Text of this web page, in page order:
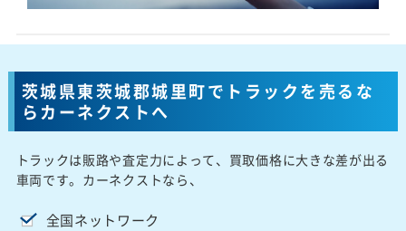
茨城県東茨城郡城里町でトラックを売るな
らカーネクストへ
トラックは販路や査定力によって、買取価格に大きな差が出る
車両です。カーネクストなら、
全国ネットワーク